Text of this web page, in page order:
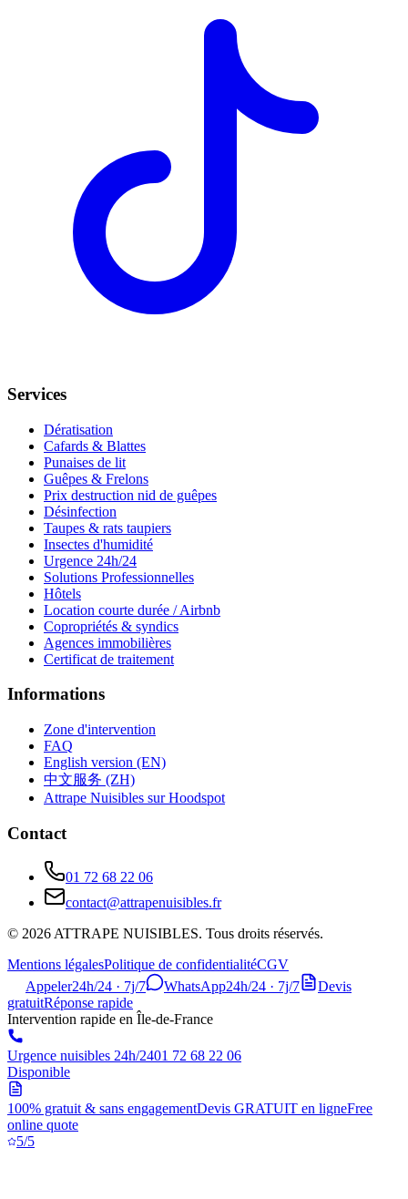
Services
Dératisation
Cafards & Blattes
Punaises de lit
Guêpes & Frelons
Prix destruction nid de guêpes
Désinfection
Taupes & rats taupiers
Insectes d'humidité
Urgence 24h/24
Solutions Professionnelles
Hôtels
Location courte durée / Airbnb
Copropriétés & syndics
Agences immobilières
Certificat de traitement
Informations
Zone d'intervention
FAQ
English version (EN)
中文服务 (ZH)
Attrape Nuisibles sur Hoodspot
Contact
01 72 68 22 06
contact@attrapenuisibles.fr
© 2026ATTRAPE NUISIBLES. Tous droits réservés.
Mentions légalesPolitique de confidentialitéCGV
Appeler24h/24 · 7j/7 WhatsApp24h/24 · 7j/7
Devis
gratuitRéponse rapide
Intervention rapide en Île-de-France
Urgence nuisibles 24h/2401 72 68 22 06
Disponible
100% gratuit & sans engagementDevis GRATUIT en ligneFree
online quote
5/5